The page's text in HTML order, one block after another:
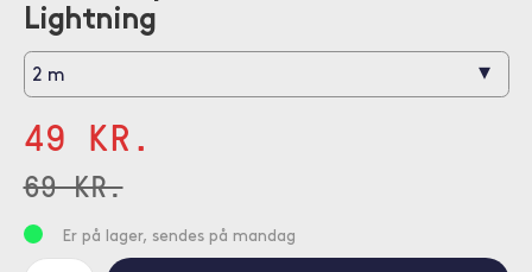
Lightning
2 m ▾
49 KR.
69 KR.
Er på lager, sendes på mandag